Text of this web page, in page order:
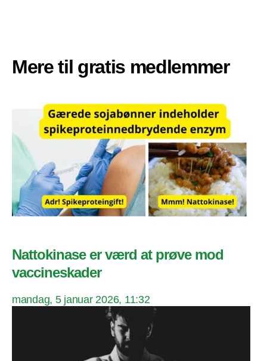
Mere til gratis medlemmer
Nattokinase er værd at prøve mod
vaccineskader
mandag, 5 januar 2026, 11:32